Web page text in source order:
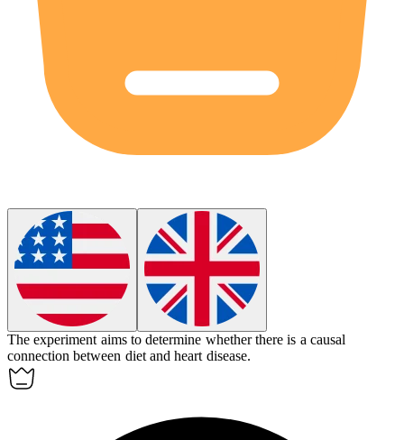
The experiment aims to determine whether there is a causal
connection between diet and heart disease.